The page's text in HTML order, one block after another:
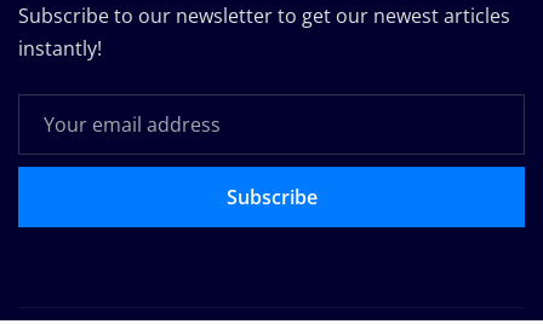
Subscribe to our newsletter to get our newest articles
instantly!
Subscribe